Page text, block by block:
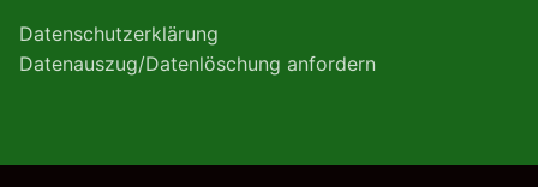
Datenschutzerklärung
Datenauszug/Datenlöschung anfordern